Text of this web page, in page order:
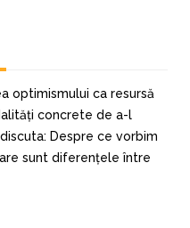
optimismului ca resursă
concrete de a-l
Despre ce vorbim
sunt diferențele între